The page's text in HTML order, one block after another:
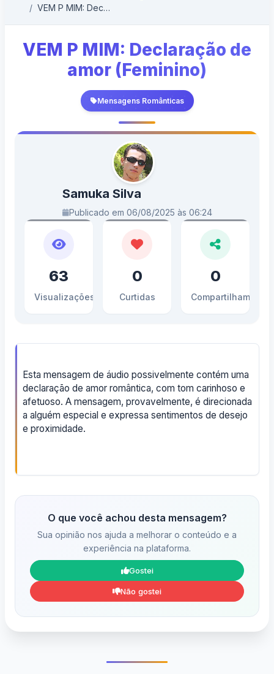
VEM P MIM: Declaração de amor (Feminino)
VEM P MIM: Declaração de
amor (Feminino)
Mensagens Românticas
Samuka Silva
Publicado em 06/08/2025 às 06:24
63
Visualizações
0
Curtidas
0
Compartilhamentos
Esta mensagem de áudio possivelmente contém uma
declaração de amor romântica, com tom carinhoso e
afetuoso. A mensagem, provavelmente, é direcionada
a alguém especial e expressa sentimentos de desejo
e proximidade.
O que você achou desta mensagem?
Sua opinião nos ajuda a melhorar o conteúdo e a
experiência na plataforma.
Gostei
Não gostei